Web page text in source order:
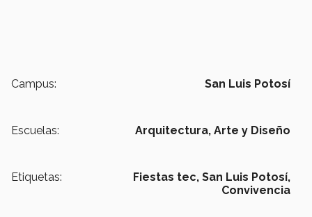
Campus: San Luis Potosí
Escuelas: Arquitectura, Arte y Diseño
Etiquetas: Fiestas tec, San Luis Potosí,
Convivencia